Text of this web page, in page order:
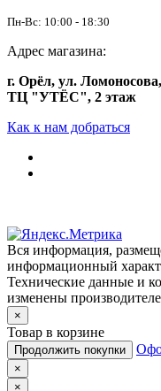
Пн-Вс: 10:00 - 18:30
Адрес магазина:
г. Орёл, ул.
ТЦ "УТЁС", 2 этаж
Как к нам добраться
Вся информация,
информационный
Технические данные и
изменены
×
Товар в корзине
Продолжить покупки
×
×